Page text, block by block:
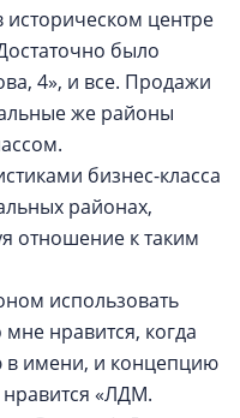
историческом центре
было
4», и все. Продажи
же районы
бизнес-класса
районах,
отношение к таким
использовать
нравится, когда
в имени, и концепцию
нравится «ЛДМ.